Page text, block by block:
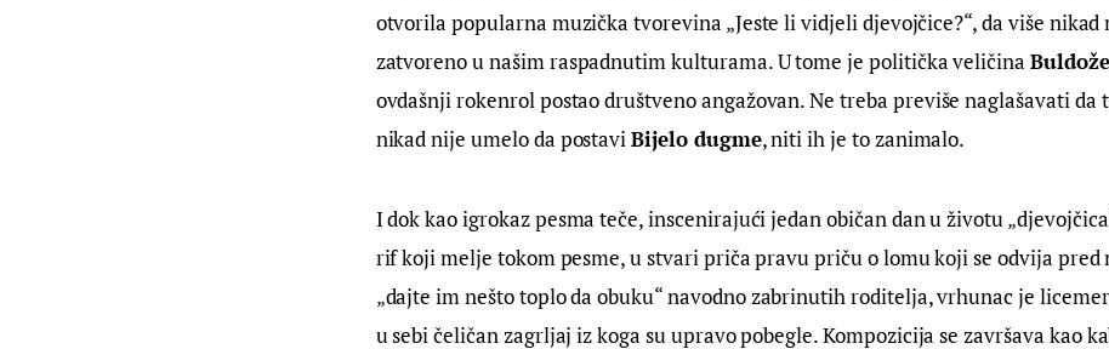
otvorila popularna muzička tvorevina „Jeste li vidjeli djevojčice?“, da više nikad
zatvoreno u našim raspadnutim kulturama. U tome je politička veličina
ovdašnji rokenrol postao društveno angažovan. Ne treba previše naglašavati da
nikad nije umelo da postavi Bijelo dugme, niti ih je to zanimalo.
I dok kao igrokaz pesma teče, inscenirajući jedan običan dan u životu
rif koji melje tokom pesme, u stvari priča pravu priču o lomu koji se odvija pred
„dajte im nešto toplo da obuku“ navodno zabrinutih roditelja, vrhunac je
u sebi čeličan zagrljaj iz koga su upravo pobegle. Kompozicija se završava kao